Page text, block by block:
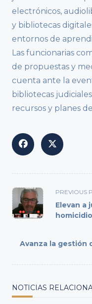
electrónicos,
y bibliotecas
entornos de
Las funcionarias
de propuestas y
cuenta ante la
bibliotecas
recursos y planes
<span
class="nav-
subtitle
text">Page</span>
PREVIOUS
Elevan a
homicidio
Avanza la gestión
NOTICIAS